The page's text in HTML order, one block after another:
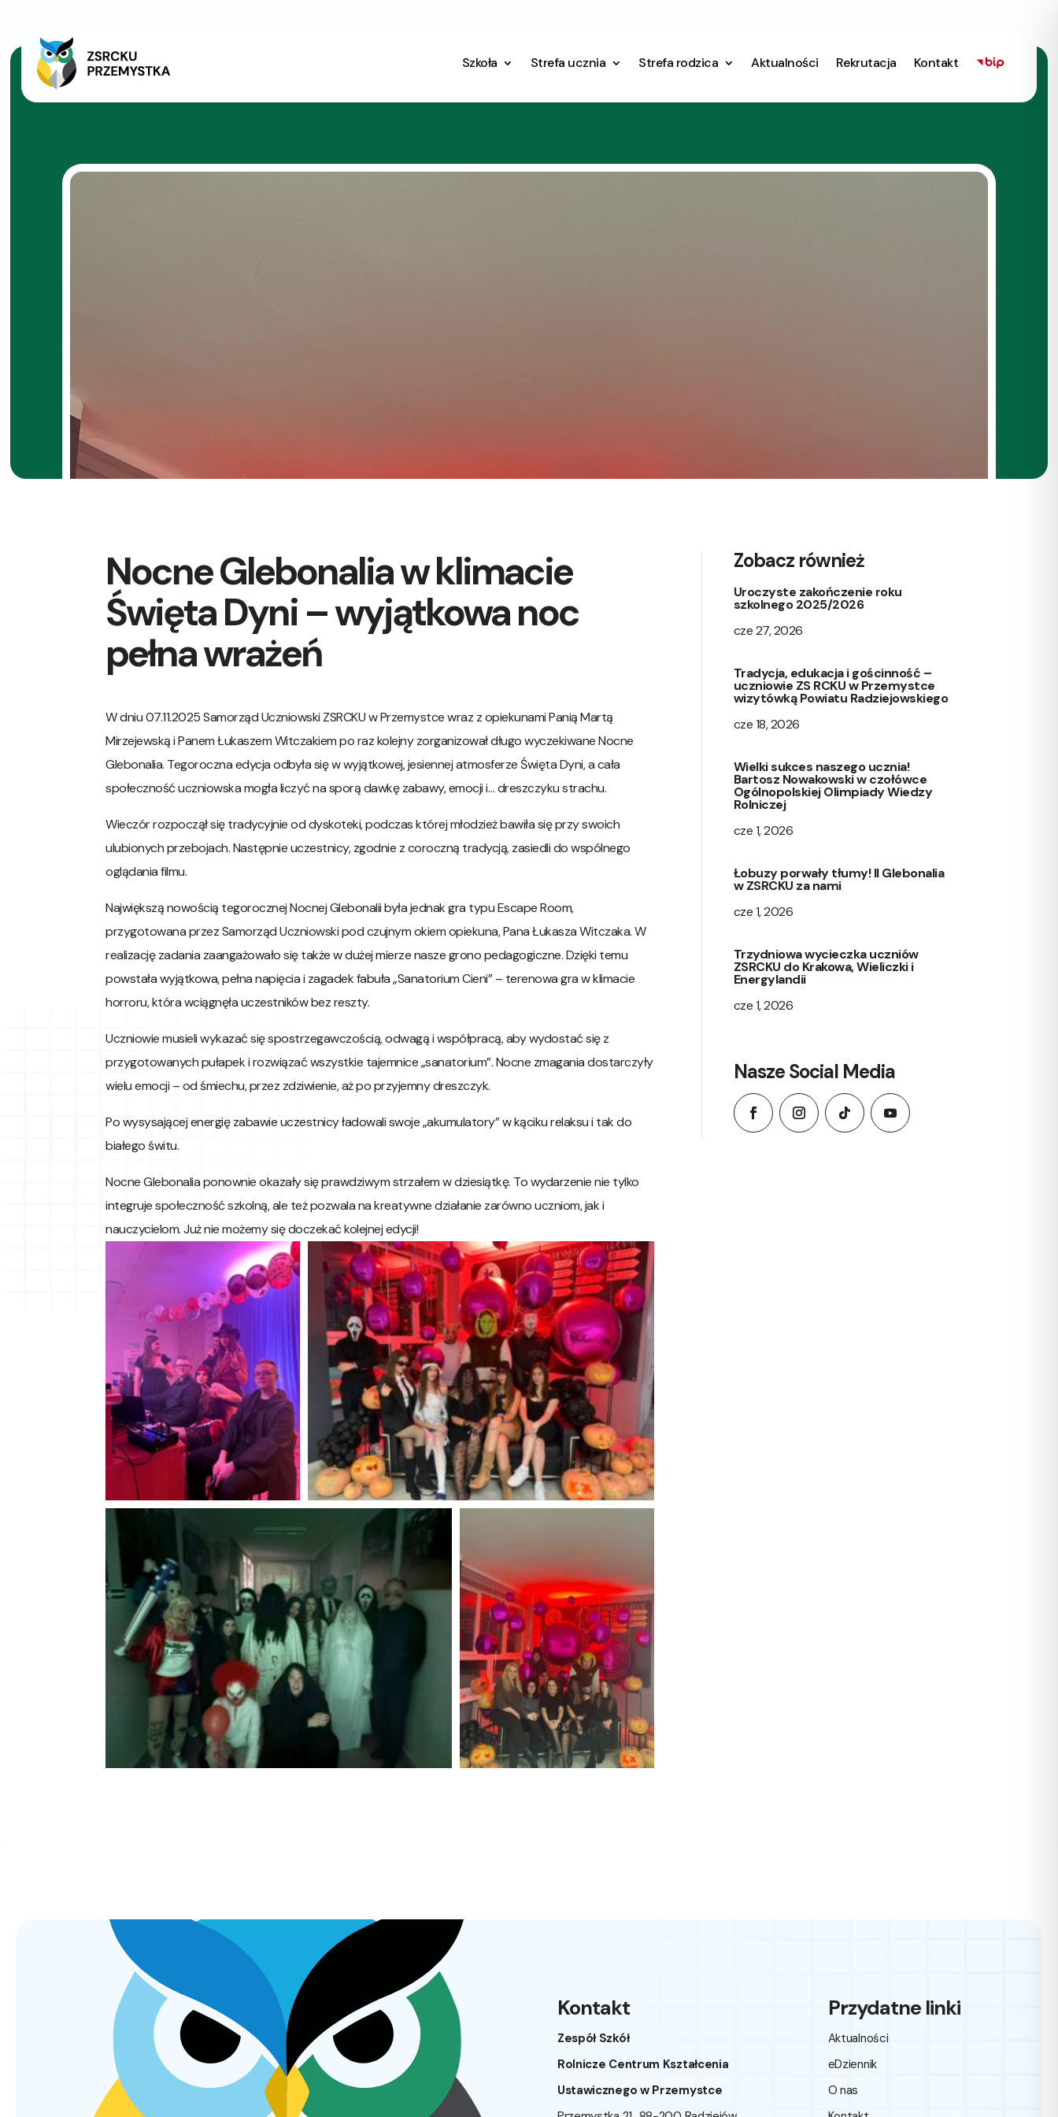
Szkoła Strefa ucznia Strefa rodzica Aktualności Rekrutacja Kontakt
Nocne Glebonalia w klimacie
Święta Dyni – wyjątkowa noc
pełna wrażeń
W dniu 07.11.2025 Samorząd Uczniowski ZSRCKU w Przemystce wraz z opiekunami Panią Martą
Mirzejewską i Panem Łukaszem Witczakiem po raz kolejny zorganizował długo wyczekiwane Nocne
Glebonalia. Tegoroczna edycja odbyła się w wyjątkowej, jesiennej atmosferze Święta Dyni, a cała
społeczność uczniowska mogła liczyć na sporą dawkę zabawy, emocji i… dreszczyku strachu.
Wieczór rozpoczął się tradycyjnie od dyskoteki, podczas której młodzież bawiła się przy swoich
ulubionych przebojach. Następnie uczestnicy, zgodnie z coroczną tradycją, zasiedli do wspólnego
oglądania filmu.
Największą nowością tegorocznej Nocnej Glebonalii była jednak gra typu Escape Room,
przygotowana przez Samorząd Uczniowski pod czujnym okiem opiekuna, Pana Łukasza Witczaka. W
realizację zadania zaangażowało się także w dużej mierze nasze grono pedagogiczne. Dzięki temu
powstała wyjątkowa, pełna napięcia i zagadek fabuła „Sanatorium Cieni” – terenowa gra w klimacie
horroru, która wciągnęła uczestników bez reszty.
Uczniowie musieli wykazać się spostrzegawczością, odwagą i współpracą, aby wydostać się z
przygotowanych pułapek i rozwiązać wszystkie tajemnice „sanatorium”. Nocne zmagania dostarczyły
wielu emocji – od śmiechu, przez zdziwienie, aż po przyjemny dreszczyk.
Po wysysającej energię zabawie uczestnicy ładowali swoje „akumulatory” w kąciku relaksu i tak do
białego świtu.
Nocne Glebonalia ponownie okazały się prawdziwym strzałem w dziesiątkę. To wydarzenie nie tylko
integruje społeczność szkolną, ale też pozwala na kreatywne działanie zarówno uczniom, jak i
nauczycielom. Już nie możemy się doczekać kolejnej edycji!
Zobacz również
Uroczyste zakończenie roku
szkolnego 2025/2026
cze 27, 2026
Tradycja, edukacja i gościnność –
uczniowie ZS RCKU w Przemystce
wizytówką Powiatu Radziejowskiego
cze 18, 2026
Wielki sukces naszego ucznia!
Bartosz Nowakowski w czołówce
Ogólnopolskiej Olimpiady Wiedzy
Rolniczej
cze 1, 2026
Łobuzy porwały tłumy! II Glebonalia
w ZSRCKU za nami
cze 1, 2026
Trzydniowa wycieczka uczniów
ZSRCKU do Krakowa, Wieliczki i
Energylandii
cze 1, 2026
Nasze Social Media
Kontakt
Zespół Szkół
Rolnicze Centrum Kształcenia
Ustawicznego w Przemystce
Przydatne linki
Aktualności
eDziennik
O nas